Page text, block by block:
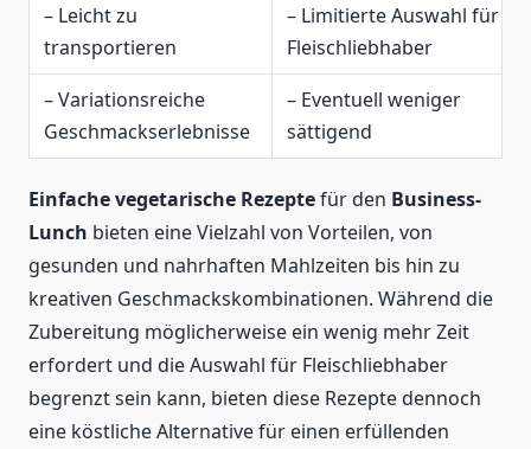
– Leicht zu
transportieren
– Limitierte Auswahl für
Fleischliebhaber
– Variationsreiche
Geschmackserlebnisse
– Eventuell weniger
sättigend
Einfache vegetarische Rezeptefür den Business-
Lunch bieten eine Vielzahl von Vorteilen, von
gesunden und nahrhaften Mahlzeiten bis hin zu
kreativen Geschmackskombinationen. Während die
Zubereitung möglicherweise ein wenig mehr Zeit
erfordert und die Auswahl für Fleischliebhaber
begrenzt sein kann, bieten diese Rezepte dennoch
eine köstliche Alternative für einen erfüllenden